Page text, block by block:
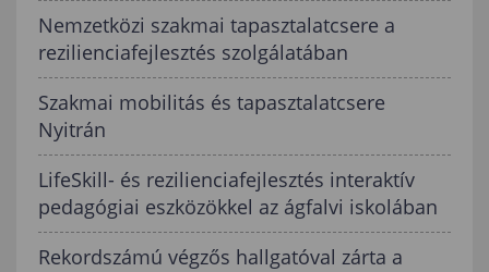
Nemzetközi szakmai tapasztalatcsere a
rezilienciafejlesztés szolgálatában
Szakmai mobilitás és tapasztalatcsere
Nyitrán
LifeSkill- és rezilienciafejlesztés interaktív
pedagógiai eszközökkel az ágfalvi iskolában
Rekordszámú végzős hallgatóval zárta a